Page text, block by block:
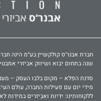
שנה בתחום יבוא ושיווק אביזרי
סדנת הפלא – מקום בלבו העסק –
מידי יום עם פעילות החברה, עולם
ללקוחותינו: ידיות ואביזרים במידות